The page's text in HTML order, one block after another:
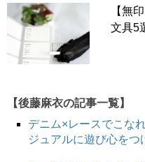
この投稿をInstagramで見
【無
文具5
【後藤麻衣の記事一覧】
デニム×レースでこな
ジュアルに遊び心をつ